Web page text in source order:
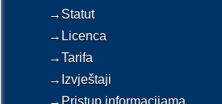
→Statut
→Licenca
→Tarifa
→Izvještaji
→Pristup informacijama